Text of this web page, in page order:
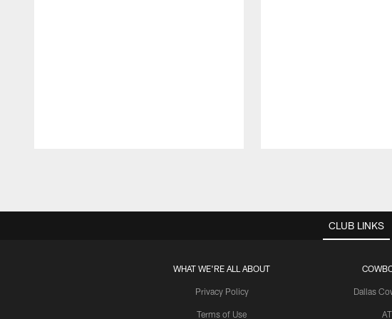
CLUB LINKS
WHAT WE'RE ALL ABOUT
Privacy Policy
Terms of Use
Dallas